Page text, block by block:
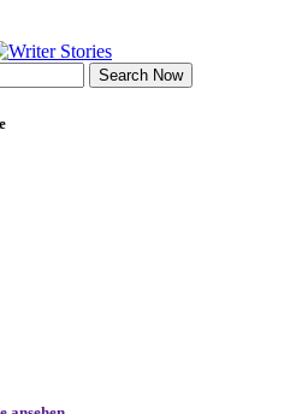
Search Now